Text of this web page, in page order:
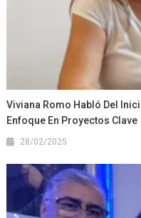
Viviana Romo Habló Del
Enfoque En Proyectos Clave
28/02/2025